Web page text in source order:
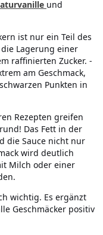
und
ist nur ein Teil des
Lagerung einer
raffinierten Zucker. -
am Geschmack,
Punkten in
Rezepten greifen
Das Fett in der
die Sauce nicht nur
wird deutlich
Milch oder einer
wichtig. Es ergänzt
Geschmäcker positiv